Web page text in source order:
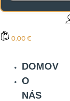
0,00 €
DOMOV
O
NÁS